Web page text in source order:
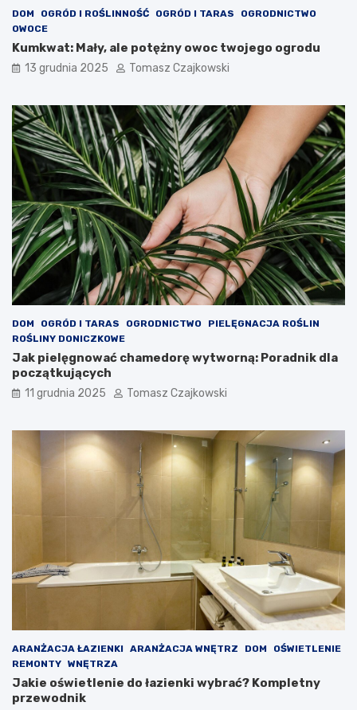
DOM OGRÓD I ROŚLINNOŚĆ OGRÓD I TARAS
OGRODNICTWO
OWOCE
Kumkwat: Mały, ale potężny owoc twojego ogrodu
13 grudnia 2025 Tomasz Czajkowski
DOM OGRÓD I TARAS OGRODNICTWO
PIELĘGNACJA ROŚLIN
ROŚLINY DONICZKOWE
Jak pielęgnować chamedorę wytworną: Poradnik dla
początkujących
11 grudnia 2025 Tomasz Czajkowski
ARANŻACJA ŁAZIENKI ARANŻACJA WNĘTRZ DOM
OŚWIETLENIE
REMONTY WNĘTRZA
Jakie oświetlenie do łazienki wybrać? Kompletny
przewodnik